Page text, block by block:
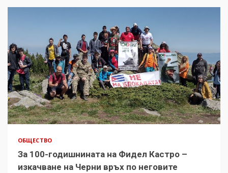
ОБЩЕСТВО
За 100-годишнината на Фидел Кастро –
изкачване на Черни връх по неговите